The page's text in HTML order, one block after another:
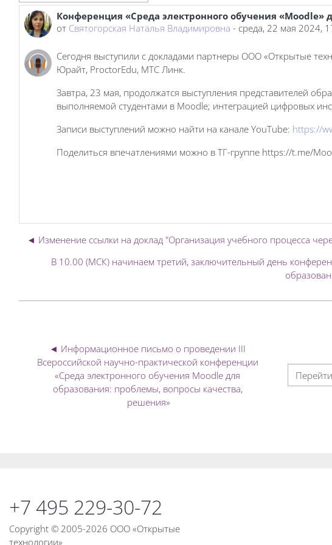
Конференция «Среда электронного обучения
от Святогорская Наталья Владимировна - среда, 22 мая 2024,
Количество ответов: 0
Сегодня выступили с докладами партнеры ООО «Открытые
Юрайт, ProctorEdu, МТС Линк.
Завтра, 23 мая, продолжатся выступления представителей
выполняемой студентами в Moodle; интеграцией цифровых
Записи выступлений можно найти на канале YouTube: https://
Поделиться впечатлениями можно в ТГ-группе https://t.me/
◄ Изменение ссылки на доклад "Организация учебного процесса
В 10.00 (МСК) начинаем третий, заключительный день
◄ Информационное письмо о проведении III
Всероссийской научно-практической конференции
«Среда электронного обучения Moodle для
образования: проблемы, вопросы качества,
решения»
Перейти
+7 495 229-30-72
Copyright © 2005-2026 ООО «Открытые
технологии»